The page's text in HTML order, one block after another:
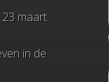
23 maart
in de